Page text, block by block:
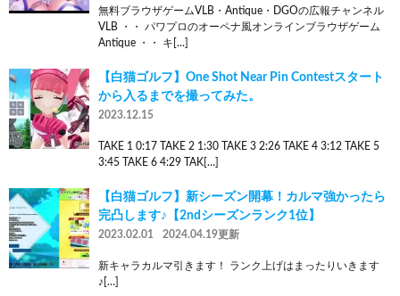
無料ブラウザゲームVLB・Antique・DGOの広報チャンネル
VLB ・・ パワプロのオーペナ風オンラインブラウザゲーム
Antique ・・ キ[…]
【白猫ゴルフ】One Shot Near Pin Contestスタート
から入るまでを撮ってみた。
2023.12.15
TAKE 1 0:17 TAKE 2 1:30 TAKE 3 2:26 TAKE 4 3:12 TAKE 5
3:45 TAKE 6 4:29 TAK[…]
【白猫ゴルフ】新シーズン開幕！カルマ強かったら
完凸します♪【2ndシーズンランク1位】
2023.02.01 2024.04.19更新
新キャラカルマ引きます！ ランク上げはまったりいきます
♪[…]